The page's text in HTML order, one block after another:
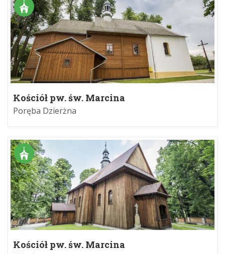
Kościół pw. św. Marcina
Poręba Dzierżna
Kościół pw. św. Marcina